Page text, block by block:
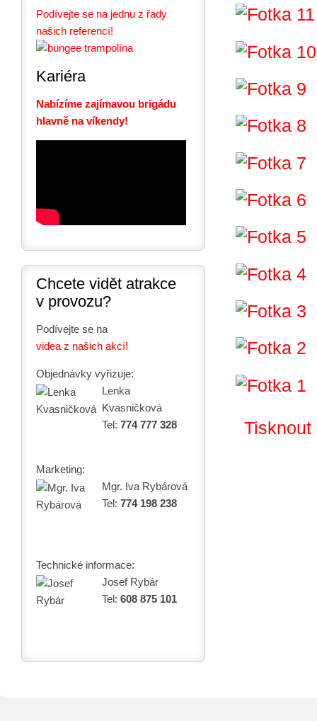
Tisknout
Podívejte se na jednu z řady
našich referencí!
Kariéra
Nabízíme zajímavou brigádu
hlavně na víkendy!
Chcete vidět atrakce
v provozu?
Podívejte se na
videa z našich akcí!
Objednávky vyřizuje:
Lenka
Kvasničková
Tel: 774 777 328
Marketing:
Mgr. Iva Rybárová
Tel: 774 198 238
Technické informace:
Josef Rybár
Tel: 608 875 101